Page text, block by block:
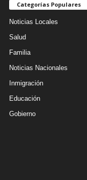
Categorías Populares
Noticias Locales
Salud
Familia
Noticias Nacionales
Inmigración
Educación
Gobierno